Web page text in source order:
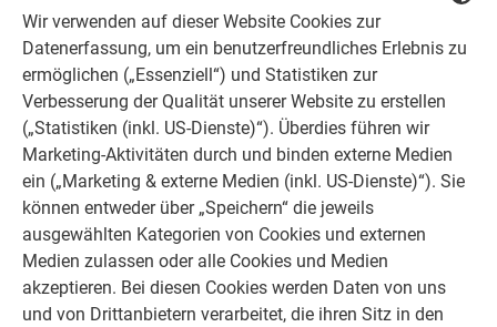
Wir verwenden auf dieser Website Cookies zur
Datenerfassung, um ein benutzerfreundliches Erlebnis zu
ermöglichen („Essenziell“) und Statistiken zur
Verbesserung der Qualität unserer Website zu erstellen
(„Statistiken (inkl. US-Dienste)“). Überdies führen wir
Marketing-Aktivitäten durch und binden externe Medien
ein („Marketing & externe Medien (inkl. US-Dienste)“). Sie
können entweder über „Speichern“ die jeweils
ausgewählten Kategorien von Cookies und externen
Medien zulassen oder alle Cookies und Medien
akzeptieren. Bei diesen Cookies werden Daten von uns
und von Drittanbietern verarbeitet, die ihren Sitz in den
DETAILS UND ANSCHLÜSSE
HINWEIS
Sämtliche Ausführungsdetails wie z. B. Fensterbank,
Fenstersturz, Fensterlaibung bis hin zur Attika finden Sie
in den PREFA Standarddetails und im PREFA
Planungsleitfaden Fassade.